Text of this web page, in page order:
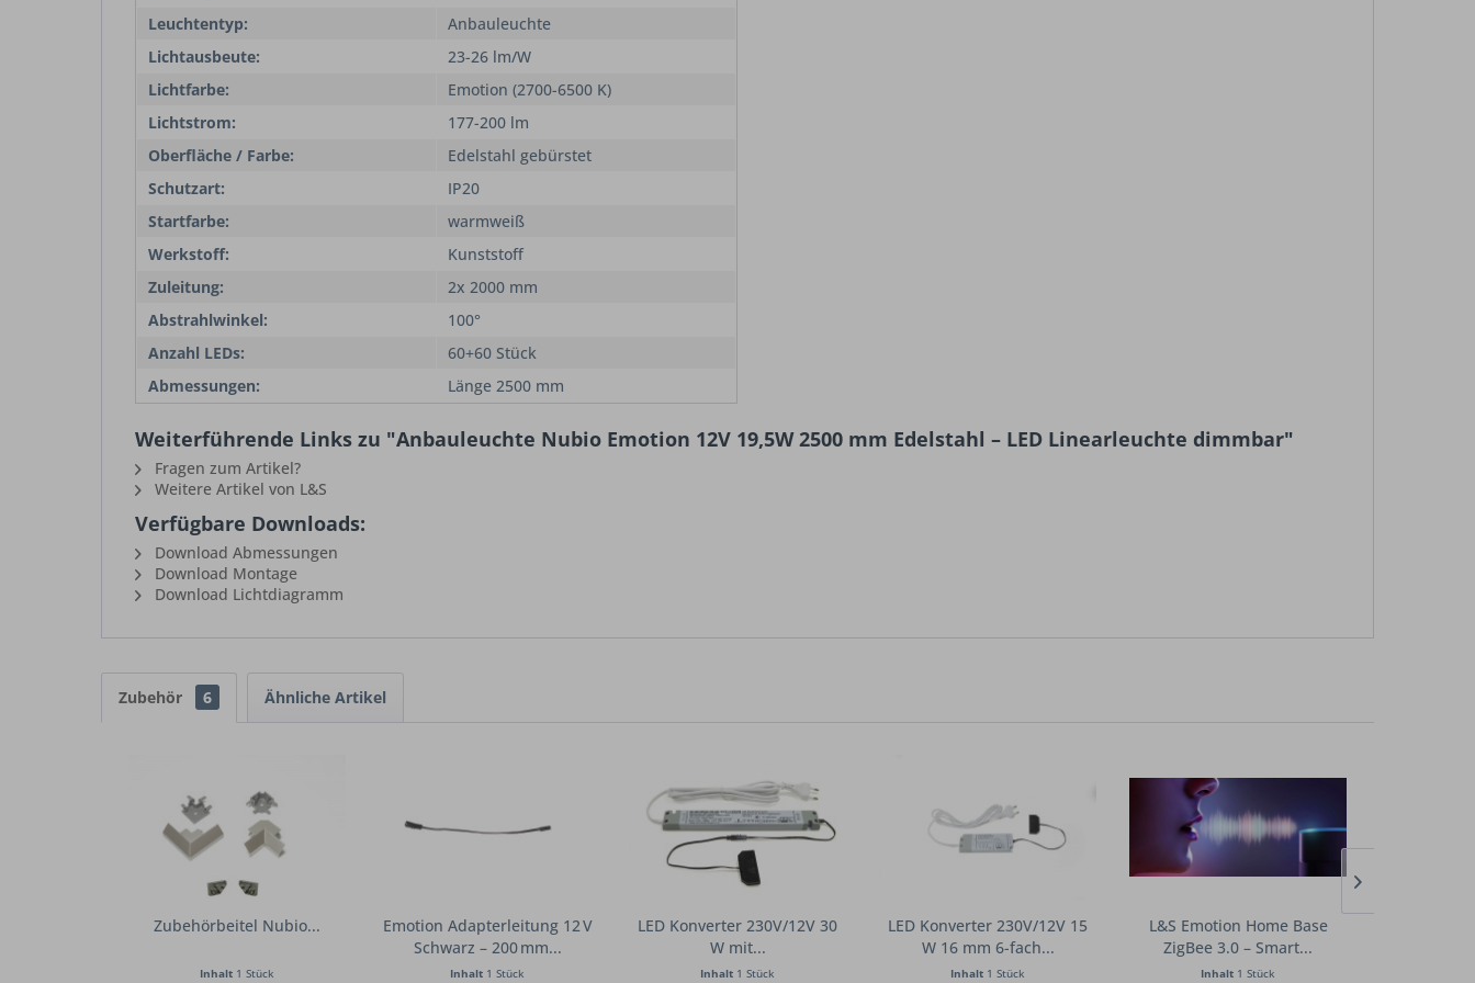
Leuchtentyp:
Anbauleuchte
Lichtausbeute:
23-26 lm/W
Lichtfarbe:
Emotion (2700-6500 K)
Lichtstrom:
177-200 lm
Oberfläche / Farbe:
Edelstahl gebürstet
Schutzart:
IP20
Startfarbe:
warmweiß
Werkstoff:
Kunststoff
Zuleitung:
2x 2000 mm
Abstrahlwinkel:
100°
Anzahl LEDs:
60+60 Stück
Abmessungen:
Länge 2500 mm
Weiterführende Links zu "Anbauleuchte Nubio Emotion 12V 19,5W 2500 mm Edelstahl – LED Linearleuchte dimmbar"
Fragen zum Artikel?
Weitere Artikel von L&S
Verfügbare Downloads:
Download Abmessungen
Download Montage
Download Lichtdiagramm
Zubehör 6 Ähnliche Artikel
Zubehörbeitel Nubio...
Inhalt 1 Stück
Emotion Adapterleitung 12 V
Schwarz – 200 mm...
Inhalt 1 Stück
LED Konverter 230V/12V 30
W mit...
Inhalt 1 Stück
LED Konverter 230V/12V 15
W 16 mm 6-fach...
Inhalt 1 Stück
L&S Emotion Home Base
ZigBee 3.0 – Smart...
Inhalt 1 Stück